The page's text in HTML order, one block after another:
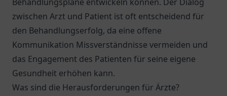
zwischen Arzt und Patient ist oft entscheidend für
den Behandlungserfolg, da eine offene
Kommunikation Missverständnisse vermeiden und
das Engagement des Patienten für seine eigene
Gesundheit erhöhen kann.
Was sind die Herausforderungen für Ärzte?